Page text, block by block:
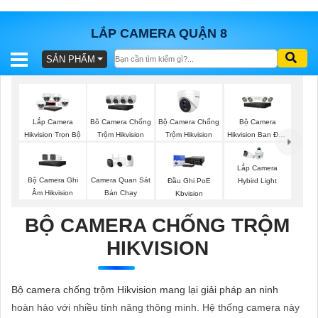
LẮP CAMERA QUẬN 8
BÁO
TRỌN
GÓI
SẢN
LẮP
SẢN PHẨM
Lắp Camera
Hikvision Trọn Bộ
Bô Camera Chống
Trộm Hikvision
Bộ Camera Chống
Trộm Hikvision
Bộ Camera
Hikvision Ban Đêm
Có Màu
Bộ Camera Ghi
Âm Hikvision
Camera Quan Sát
Bán Chạy
Đầu Ghi PoE
Kbvision
Lắp Camera
Hybird Light
BỘ CAMERA CHỐNG TRỘM
HIKVISION
Bộ camera chống trộm Hikvision mang lại giải pháp an ninh
hoàn hảo với nhiều tính năng thông minh. Hệ thống camera này